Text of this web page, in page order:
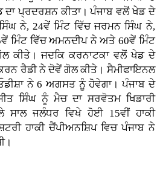
ਦਾ ਪ੍ਰਦਰਸ਼ਨ ਕੀਤਾ। ਪੰਜਾਬ ਵਲੋਂ ਖੇਡ ਦੇ
ਨੇ, 24ਵੇਂ ਮਿੰਟ ਵਿੱਚ ਜਰਮਨ ਸਿੰਘ ਨੇ,
ਮਿੰਟ ਵਿੱਚ ਅਮਨਦੀਪ ਨੇ ਅਤੇ 60ਵੇਂ ਮਿੰਟ
ਕੀਤੇ। ਜਦਕਿ ਕਰਨਾਟਕਾ ਵਲੋਂ ਖੇਡ ਦੇ
ਰੈਡੀ ਨੇ ਦੋਵੇਂ ਗੋਲ ਕੀਤੇ। ਸੈਮੀਫਾਇਨਲ
ਨੇ 6 ਅਗਸਤ ਨੂੰ ਹੋਵੇਗਾ। ਪੰਜਾਬ ਦੇ
ਸਿੰਘ ਨੂੰ ਮੈਚ ਦਾ ਸਰਵੋਤਮ ਖਿਡਾਰੀ
ਸਾਲ ਜਲੰਧਰ ਵਿਖੇ ਹੋਈ 15ਵੀਂ ਹਾਕੀ
ਹਾਕੀ ਚੈਂਪੀਅਨਸ਼ਿਪ ਵਿਚ ਪੰਜਾਬ ਨੇ